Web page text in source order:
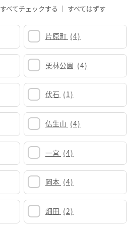
すべてチェックする すべてはずす
片原町 (4)
栗林公園 (4)
伏石 (1)
仏生山 (4)
一宮 (4)
岡本 (4)
畑田 (2)